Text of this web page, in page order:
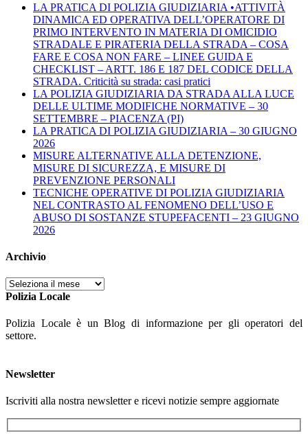
LA PRATICA DI POLIZIA GIUDIZIARIA •ATTIVITÀ
DINAMICA ED OPERATIVA DELL’OPERATORE DI
PRIMO INTERVENTO IN MATERIA DI OMICIDIO
STRADALE E PIRATERIA DELLA STRADA – COSA
FARE E COSA NON FARE – LINEE GUIDA E
CHECKLIST – ARTT. 186 E 187 DEL CODICE DELLA
STRADA. Criticità su strada: casi pratici
LA POLIZIA GIUDIZIARIA DA STRADA ALLA LUCE
DELLE ULTIME MODIFICHE NORMATIVE – 30
SETTEMBRE – PIACENZA (PI)
LA PRATICA DI POLIZIA GIUDIZIARIA – 30 GIUGNO
2026
MISURE ALTERNATIVE ALLA DETENZIONE,
MISURE DI SICUREZZA, E MISURE DI
PREVENZIONE PERSONALI
TECNICHE OPERATIVE DI POLIZIA GIUDIZIARIA
NEL CONTRASTO AL FENOMENO DELL’USO E
ABUSO DI SOSTANZE STUPEFACENTI – 23 GIUGNO
2026
Archivio
Archivio
Polizia Locale
Polizia Locale è un Blog di informazione per gli operatori del
settore.
Newsletter
Iscriviti alla nostra newsletter e ricevi notizie sempre aggiornate